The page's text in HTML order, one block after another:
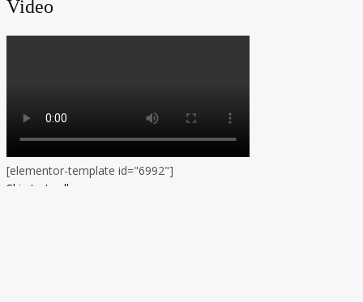
Video
[elementor-template id="6992"]
Skip to toolbar